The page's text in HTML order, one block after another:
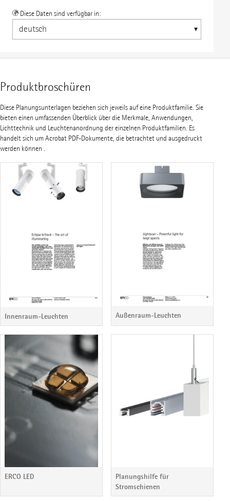
Diese Daten sind verfügbar in:
Produktbroschüren
Diese Planungsunterlagen beziehen sich jeweils auf eine Produktfamilie. Sie
bieten einen umfassenden Überblick über die Merkmale, Anwendungen,
Lichttechnik und Leuchtenanordnung der einzelnen Produktfamilien. Es
handelt sich um Acrobat PDF-Dokumente, die betrachtet und ausgedruckt
werden können .
Innenraum-Leuchten Außenraum-Leuchten
ERCO LED
Planungshilfe für
Stromschienen